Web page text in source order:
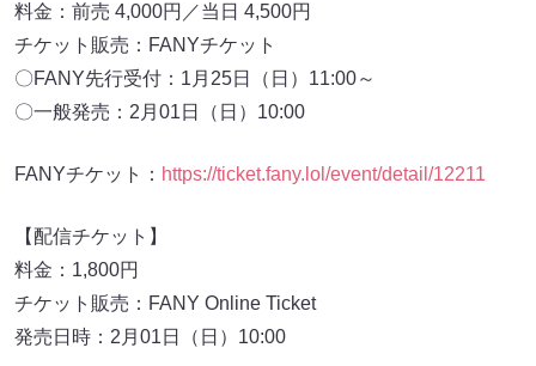
料金：前売 4,000円／当日 4,500円
チケット販売：FANYチケット
〇FANY先行受付：1月25日（日）11:00～
〇一般発売：2月01日（日）10:00
FANYチケット： https://ticket.fany.lol/event/detail/12211
【配信チケット】
料金：1,800円
チケット販売：FANY Online Ticket
発売日時：2月01日（日）10:00